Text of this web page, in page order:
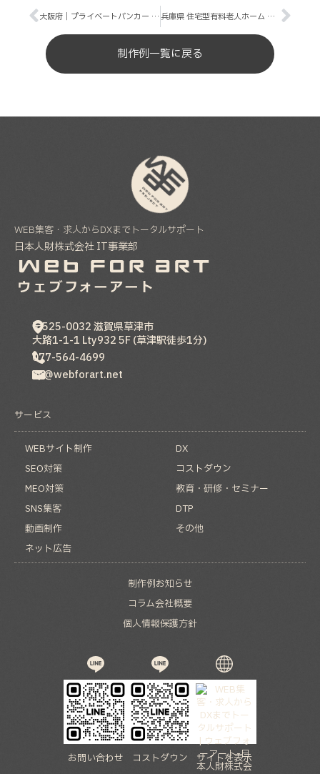
大阪府｜プライベートバンカー コーポレートサイト 兵庫県 住宅型有料老人ホーム デイサービス ホームページ
制作例一覧に戻る
WEB集客・求人からDXまでトータルサポート
日本人財株式会社 IT事業部
〒525-0032滋賀県草津市
大路1-1-1 Lty932 5F (草津駅徒歩1分)
077-564-4699
hp@webforart.net
サービス
WEBサイト制作
SEO対策
MEO対策
SNS集客
動画制作
ネット広告
DX
コストダウン
教育・研修・セミナー
DTP
その他
制作例お知らせ
コラム会社概要
個人情報保護方針
お問い合わせ コストダウン サイトを表示